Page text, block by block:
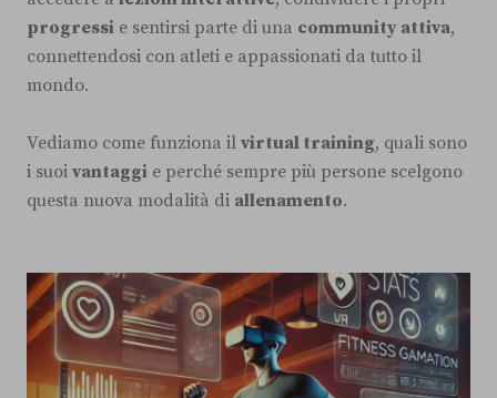
progressi e sentirsi parte di una community attiva,
connettendosi con atleti e appassionati da tutto il
mondo.
Vediamo come funziona il virtual training, quali sono
i suoi vantaggi e perché sempre più persone scelgono
questa nuova modalità di allenamento.